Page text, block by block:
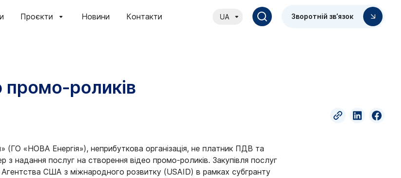
Проєкти Новини Контакти UA Зворотній зв’язок
промо-роликів
(ГО «НОВА Енергія»), неприбуткова організація, не платник ПДВ та
надання послуг на створення відео промо-роликів. Закупівля послуг
Агентства США з міжнародного розвитку (USAID) в рамках субгранту